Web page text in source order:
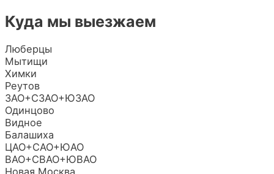
Куда мы выезжаем
Люберцы
Мытищи
Химки
Реутов
ЗАО+СЗАО+ЮЗАО
Одинцово
Видное
Балашиха
ЦАО+САО+ЮАО
ВАО+СВАО+ЮВАО